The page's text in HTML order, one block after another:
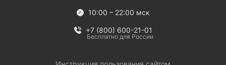
10:00 – 22:00 мск
+7 (800) 600-21-01
Бесплатно для России